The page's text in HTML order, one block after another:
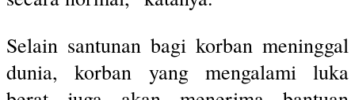
Selain santunan bagi korban meninggal
dunia, korban yang mengalami luka